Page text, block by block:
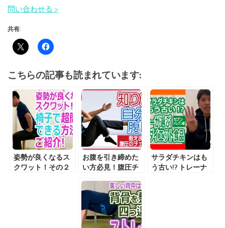
問い合わせる >
共有:
こちらの記事も読まれています:
姿勢が良くなるス
クワット！その２
お腹を引き締めた
い方必見！腹圧チ
サラダチキンはも
う古い!? トレーナ